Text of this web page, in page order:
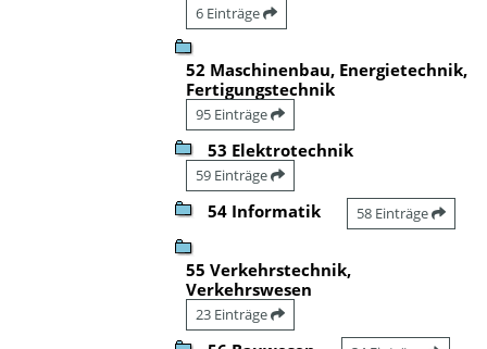
6 Einträge
52 Maschinenbau, Energietechnik,
Fertigungstechnik
95 Einträge
53 Elektrotechnik
59 Einträge
54 Informatik 58 Einträge
55 Verkehrstechnik,
Verkehrswesen
23 Einträge